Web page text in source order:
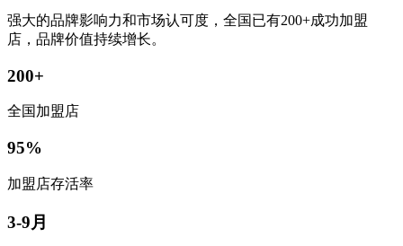
强大的品牌影响力和市场认可度，全国已有200+成功加盟
店，品牌价值持续增长。
200+
全国加盟店
95%
加盟店存活率
3-9月